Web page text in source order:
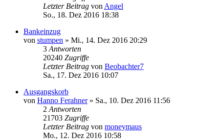
Letzter Beitrag von Angel
So., 18. Dez 2016 18:38
Bankeinzug
von stumpen » Mi., 14. Dez 2016 20:29
3 Antworten
20240 Zugriffe
Letzter Beitrag von Beobachter7
Sa., 17. Dez 2016 10:07
Ausgangskorb
von Hanno Ferahner» Sa., 10. Dez 2016 11:56
2 Antworten
21703 Zugriffe
Letzter Beitrag von moneymaus
Mo., 12. Dez 2016 10:58